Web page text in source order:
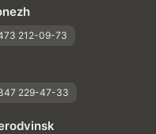
212-09-73
229-47-33